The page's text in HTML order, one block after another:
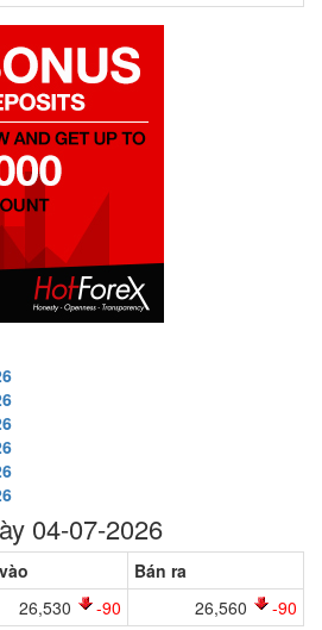
04-07-2026
Bán ra
26,530 -90 26,560 -90